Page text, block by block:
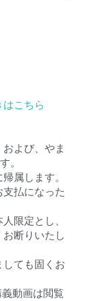
こちら
よび、やま
。
属します。
払になった
限定とし、
断りいたし
ても固くお
動画は閲覧